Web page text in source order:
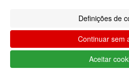
2
DDR
3
DDR
Definições de
Continuar sem
Aceitar